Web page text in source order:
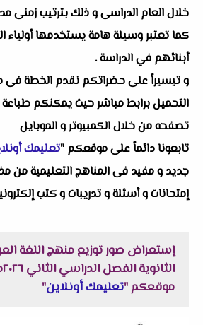
خلال العام الدراسى و ذلك بترتيب زمنى
كما تعتبر وسيلة هامة يستخدمها أولياء
أبنائهم في الدراسة .
التحميل برابط مباشر حيث يمكنكم طباعة
تصفحه من خلال الكمبيوتر و الموبايل
تابعونا دائماً على موقعكم "تعليمك
جديد و مفيد فى المناهج التعليمية من
إمتحانات و أسئلة و تدريبات و كتب
إستعراض صور توزيع منهج اللغة
موقعكم "تعليمك أونلاين"